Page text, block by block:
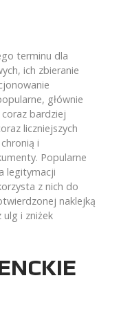
terminu dla
ich zbieranie
głównie
bardziej
liczniejszych
i
Popularne
legitymacji
z nich do
naklejką
i zniżek